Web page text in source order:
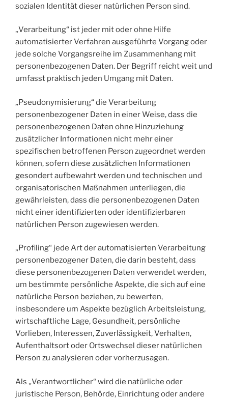
sozialen Identität dieser natürlichen Person sind.
„Verarbeitung“ ist jeder mit oder ohne Hilfe
automatisierter Verfahren ausgeführte Vorgang oder
jede solche Vorgangsreihe im Zusammenhang mit
personenbezogenen Daten. Der Begriff reicht weit und
umfasst praktisch jeden Umgang mit Daten.
„Pseudonymisierung“ die Verarbeitung
personenbezogener Daten in einer Weise, dass die
personenbezogenen Daten ohne Hinzuziehung
zusätzlicher Informationen nicht mehr einer
spezifischen betroffenen Person zugeordnet werden
können, sofern diese zusätzlichen Informationen
gesondert aufbewahrt werden und technischen und
organisatorischen Maßnahmen unterliegen, die
gewährleisten, dass die personenbezogenen Daten
nicht einer identifizierten oder identifizierbaren
natürlichen Person zugewiesen werden.
„Profiling“ jede Art der automatisierten Verarbeitung
personenbezogener Daten, die darin besteht, dass
diese personenbezogenen Daten verwendet werden,
um bestimmte persönliche Aspekte, die sich auf eine
natürliche Person beziehen, zu bewerten,
insbesondere um Aspekte bezüglich Arbeitsleistung,
wirtschaftliche Lage, Gesundheit, persönliche
Vorlieben, Interessen, Zuverlässigkeit, Verhalten,
Aufenthaltsort oder Ortswechsel dieser natürlichen
Person zu analysieren oder vorherzusagen.
Als „Verantwortlicher“ wird die natürliche oder
juristische Person, Behörde, Einrichtung oder andere